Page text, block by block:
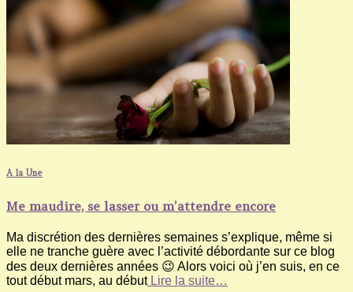
A la Une
Me maudire, se lasser ou m’attendre encore
Ma discrétion des dernières semaines s’explique, même si
elle ne tranche guère avec l’activité débordante sur ce blog
des deux dernières années 😉 Alors voici où j’en suis, en ce
tout début mars, au débutLire la suite…